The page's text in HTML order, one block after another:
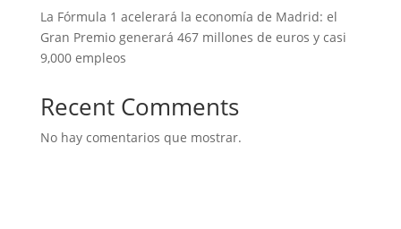
La Fórmula 1 acelerará la economía de Madrid: el
Gran Premio generará 467 millones de euros y casi
9,000 empleos
Recent Comments
No hay comentarios que mostrar.